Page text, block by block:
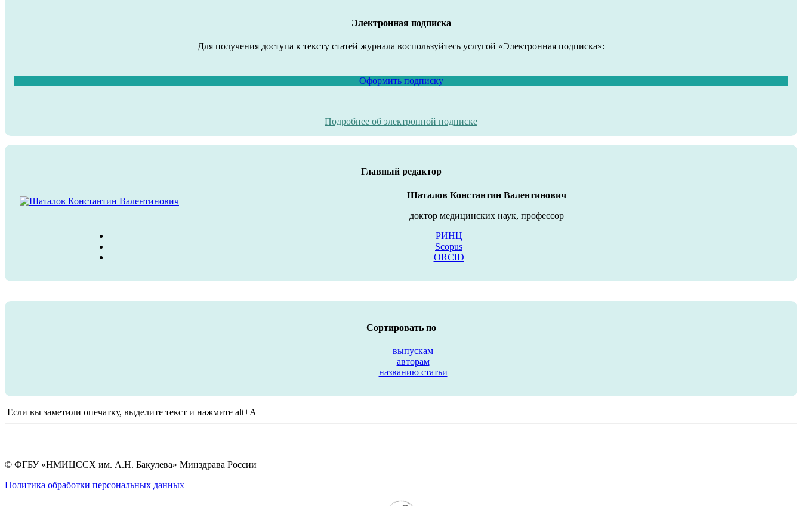
Электронная подписка
Для получения доступа к тексту статей журнала воспользуйтесь услугой «Электронная подписка»:
Оформить подписку
Подробнее об электронной подписке
Главный редактор
Шаталов Константин Валентинович
доктор медицинских наук, профессор
РИНЦ
Scopus
ORCID
Сортировать по
выпускам
авторам
названию статьи
Если вы заметили опечатку, выделите текст и нажмите alt+A
© ФГБУ «НМИЦССХ им. А.Н. Бакулева» Минздрава России
Политика обработки персональных данных